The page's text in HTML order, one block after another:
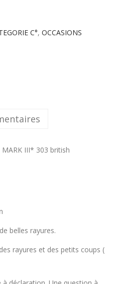
C°, OCCASIONS
MARK III* 303 british
belles rayures.
rayures et des petits coups (